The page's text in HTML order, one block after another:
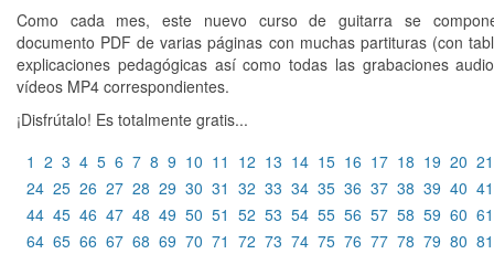
Como cada mes, este nuevo curso de guitarra se
documento PDF de varias páginas con muchas partituras (con
explicaciones pedagógicas así como todas las grabaciones
vídeos MP4 correspondientes.
¡Disfrútalo! Es totalmente gratis...
1 2 3 4 5 6 7 8 9 10 11 12 13 14 15 16 17 18 19 20 21
24 25 26 27 28 29 30 31 32 33 34 35 36 37 38 39 40 41
44 45 46 47 48 49 50 51 52 53 54 55 56 57 58 59 60 61
64 65 66 67 68 69 70 71 72 73 74 75 76 77 78 79 80 81